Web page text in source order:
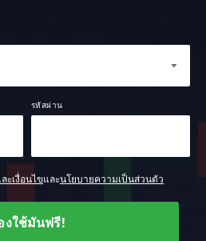
รหัสผ่าน
ะเงื่อนไขและนโยบายความเป็นส่วนตัว
งใช้มันฟรี!